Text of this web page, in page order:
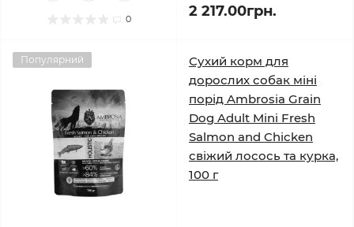
0 2 217.00грн.
Популярний
Сухий корм для
дорослих собак міні
порід Ambrosia Grain
Dog Adult Mini Fresh
Salmon and Chicken
свіжий лосось та курка,
100 г